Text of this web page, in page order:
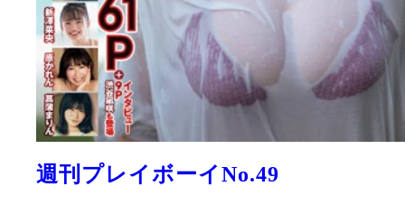
週刊プレイボーイNo.49